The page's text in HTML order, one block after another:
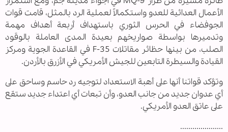
الأعمال العدائية للعدو واستكمالاً لعملية الرد بالمثل، قامت قوات
الجوفضاء في الحرس الثوري باستهداف أربعة أهداف مهمة
وتدميرها بواسطة صواريخهم بعيدة المدى العاملة بالوقود
الصلب، من بينها حظائر مقاتلات F-35 في القاعدة الجوية ومركز
القيادة والسيطرة التابعين للجيش الأمريكي في الأزرق بالأردن.
وتؤكد قواتنا أنها على أهبة الاستعداد لتوجيه رد حاسم وساحق على
أي عدوان جديد من جانب العدو، وأن تبعات أي اعتداء جديد ستقع
على عاتق العدو الأمريكي.
.....................